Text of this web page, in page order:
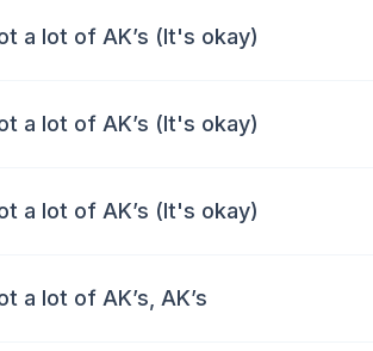
a lot of AK’s (It's okay)
a lot of AK’s (It's okay)
a lot of AK’s (It's okay)
a lot of AK’s, AK’s